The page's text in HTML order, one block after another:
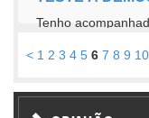
Tenho
representativos
< 1 2 3 4 5 6 7 8 9 10